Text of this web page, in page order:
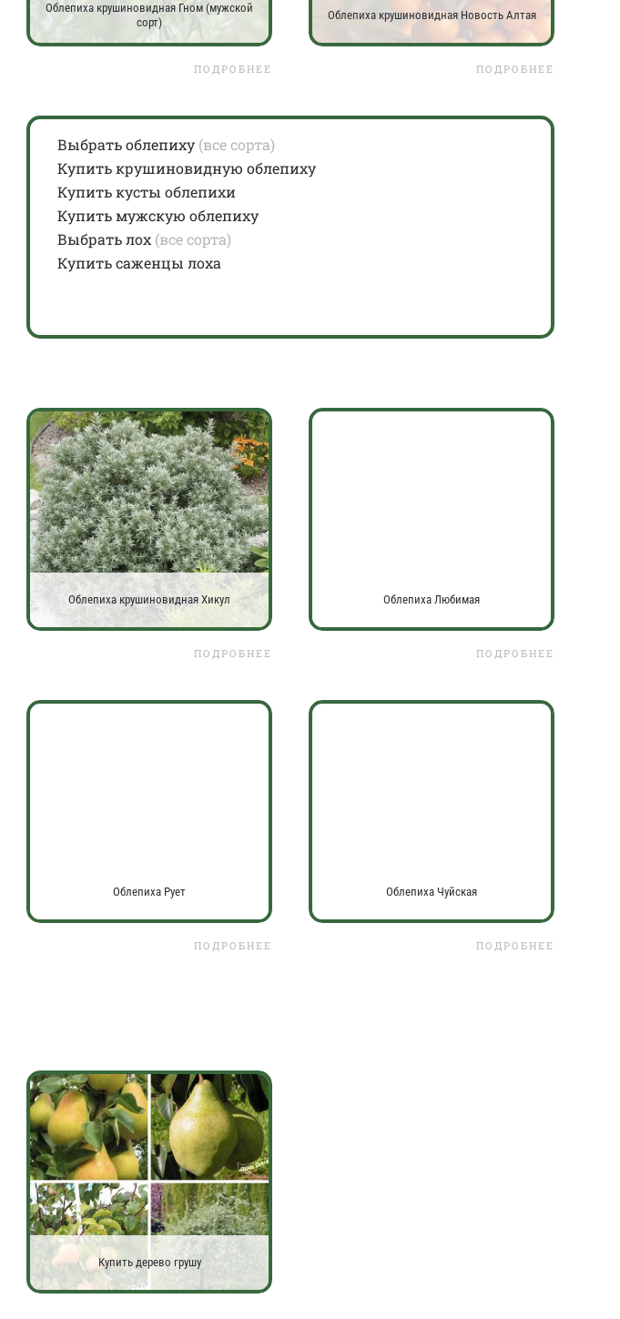
Облепиха крушиновидная Гном (мужской
сорт)
ПОДРОБНЕЕ
Облепиха крушиновидная Новость Алтая
ПОДРОБНЕЕ
Выбрать облепиху (все сорта)
Купить крушиновидную облепиху
Купить кусты облепихи
Купить мужскую облепиху
Выбрать лох (все сорта)
Купить саженцы лоха
Облепиха крушиновидная Хикул
ПОДРОБНЕЕ
Облепиха Любимая
ПОДРОБНЕЕ
Облепиха Рует
ПОДРОБНЕЕ
Облепиха Чуйская
ПОДРОБНЕЕ
Купить дерево грушу